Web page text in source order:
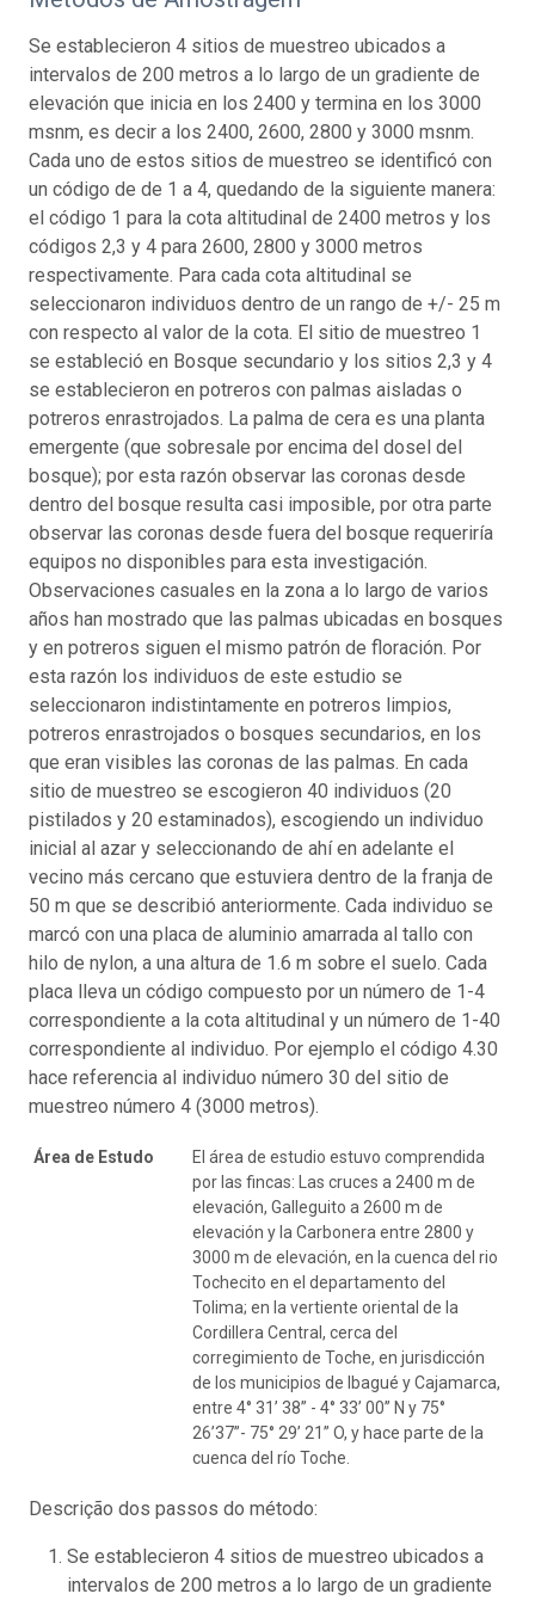
Se establecieron 4 sitios de muestreo ubicados a
intervalos de 200 metros a lo largo de un gradiente de
elevación que inicia en los 2400 y termina en los 3000
msnm, es decir a los 2400, 2600, 2800 y 3000 msnm.
Cada uno de estos sitios de muestreo se identificó con
un código de de 1 a 4, quedando de la siguiente manera:
el código 1 para la cota altitudinal de 2400 metros y los
códigos 2,3 y 4 para 2600, 2800 y 3000 metros
respectivamente. Para cada cota altitudinal se
seleccionaron individuos dentro de un rango de +/- 25 m
con respecto al valor de la cota. El sitio de muestreo 1
se estableció en Bosque secundario y los sitios 2,3 y 4
se establecieron en potreros con palmas aisladas o
potreros enrastrojados. La palma de cera es una planta
emergente (que sobresale por encima del dosel del
bosque); por esta razón observar las coronas desde
dentro del bosque resulta casi imposible, por otra parte
observar las coronas desde fuera del bosque requeriría
equipos no disponibles para esta investigación.
Observaciones casuales en la zona a lo largo de varios
años han mostrado que las palmas ubicadas en bosques
y en potreros siguen el mismo patrón de floración. Por
esta razón los individuos de este estudio se
seleccionaron indistintamente en potreros limpios,
potreros enrastrojados o bosques secundarios, en los
que eran visibles las coronas de las palmas. En cada
sitio de muestreo se escogieron 40 individuos (20
pistilados y 20 estaminados), escogiendo un individuo
inicial al azar y seleccionando de ahí en adelante el
vecino más cercano que estuviera dentro de la franja de
50 m que se describió anteriormente. Cada individuo se
marcó con una placa de aluminio amarrada al tallo con
hilo de nylon, a una altura de 1.6 m sobre el suelo. Cada
placa lleva un código compuesto por un número de 1-4
correspondiente a la cota altitudinal y un número de 1-40
correspondiente al individuo. Por ejemplo el código 4.30
hace referencia al individuo número 30 del sitio de
muestreo número 4 (3000 metros).
Área de Estudo
El área de estudio estuvo comprendida
por las fincas: Las cruces a 2400 m de
elevación, Galleguito a 2600 m de
elevación y la Carbonera entre 2800 y
3000 m de elevación, en la cuenca del rio
Tochecito en el departamento del
Tolima; en la vertiente oriental de la
Cordillera Central, cerca del
corregimiento de Toche, en jurisdicción
de los municipios de Ibagué y Cajamarca,
entre 4° 31’ 38” - 4° 33’ 00” N y 75°
26’37”- 75° 29’ 21” O, y hace parte de la
cuenca del río Toche.
Descrição dos passos do método:
Se establecieron 4 sitios de muestreo ubicados a
intervalos de 200 metros a lo largo de un gradiente